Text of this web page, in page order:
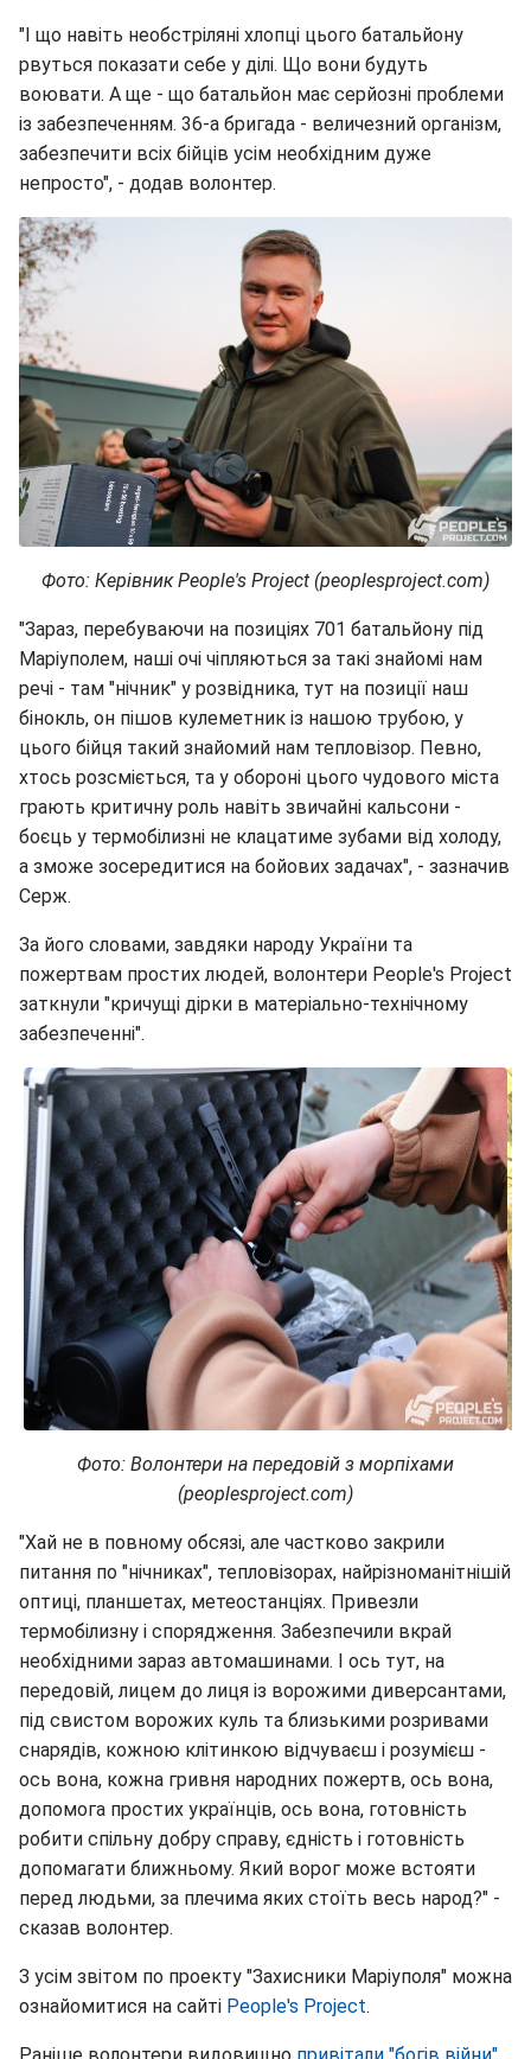
"І що навіть необстріляні хлопці цього батальйону
рвуться показати себе у ділі. Що вони будуть
воювати. А ще - що батальйон має серйозні проблеми
із забезпеченням. 36-а бригада - величезний організм,
забезпечити всіх бійців усім необхідним дуже
непросто", - додав волонтер.
Фото: Керівник People's Project (peoplesproject.com)
"Зараз, перебуваючи на позиціях 701 батальйону під
Маріуполем, наші очі чіпляються за такі знайомі нам
речі - там "нічник" у розвідника, тут на позиції наш
бінокль, он пішов кулеметник із нашою трубою, у
цього бійця такий знайомий нам тепловізор. Певно,
хтось розсміється, та у обороні цього чудового міста
грають критичну роль навіть звичайні кальсони -
боєць у термобілизні не клацатиме зубами від холоду,
а зможе зосередитися на бойових задачах", - зазначив
Серж.
За його словами, завдяки народу України та
пожертвам простих людей, волонтери People's Project
заткнули "кричущі дірки в матеріально-технічному
забезпеченні".
Фото: Волонтери на передовій з морпіхами
(peoplesproject.com)
"Хай не в повному обсязі, але частково закрили
питання по "нічниках", тепловізорах, найрізноманітнішій
оптиці, планшетах, метеостанціях. Привезли
термобілизну і спорядження. Забезпечили вкрай
необхідними зараз автомашинами. І ось тут, на
передовій, лицем до лиця із ворожими диверсантами,
під свистом ворожих куль та близькими розривами
снарядів, кожною клітинкою відчуваєш і розумієш -
ось вона, кожна гривня народних пожертв, ось вона,
допомога простих українців, ось вона, готовність
робити спільну добру справу, єдність і готовність
допомагати ближньому. Який ворог може встояти
перед людьми, за плечима яких стоїть весь народ?" -
сказав волонтер.
З усім звітом по проекту "Захисники Маріуполя" можна
ознайомитися на сайті People's Project.